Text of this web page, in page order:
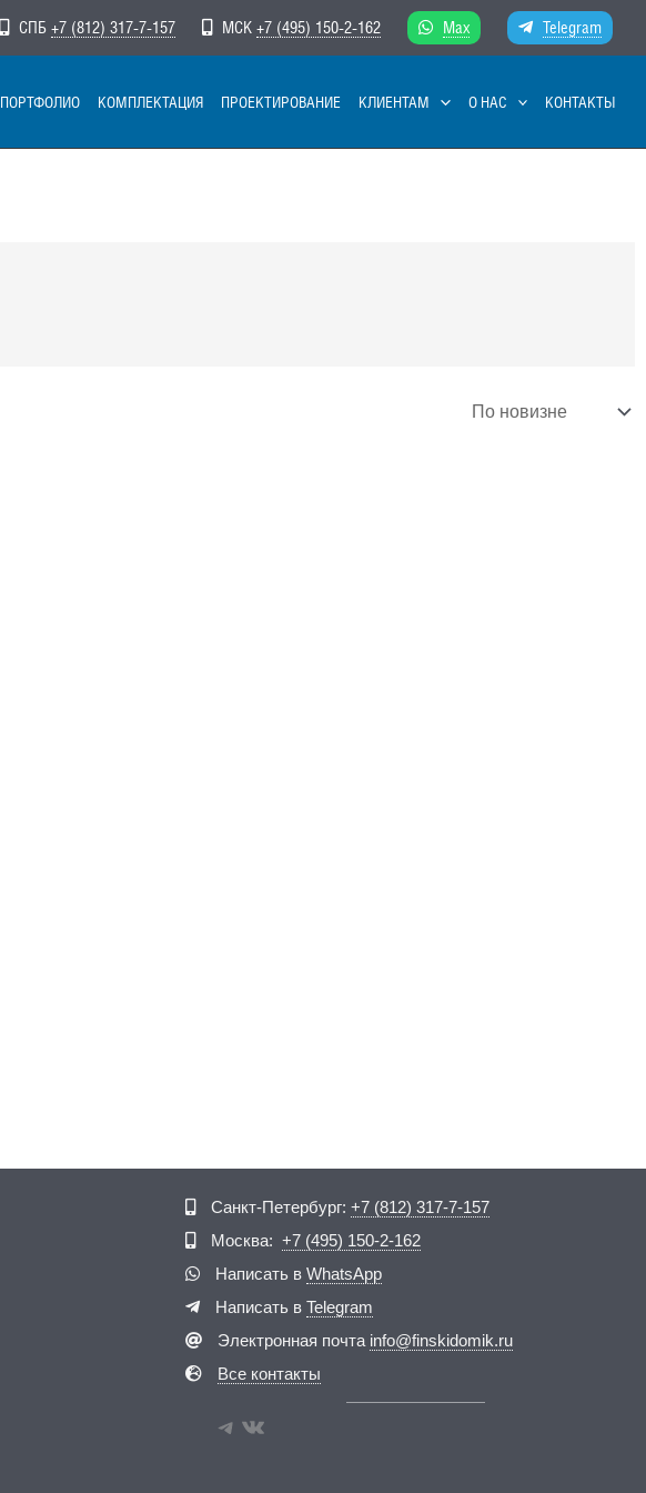
СПБ +7 (812) 317-7-157 МСК +7 (495) 150-2-162 Max Telegram
ПОРТФОЛИО КОМПЛЕКТАЦИЯ ПРОЕКТИРОВАНИЕ КЛИЕНТАМ О НАС КОНТАКТЫ
Санкт-Петербург:+7 (812) 317-7-157
Москва:+7 (495) 150-2-162
Написать вWhatsApp
Написать вTelegram
Электронная почта info@finskidomik.ru
Все контакты